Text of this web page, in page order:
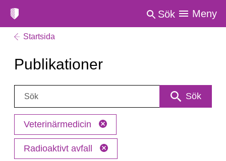
Sök Meny
Startsida
Publikationer
Sök: Sök
Veterinärmedicin
Radioaktivt avfall